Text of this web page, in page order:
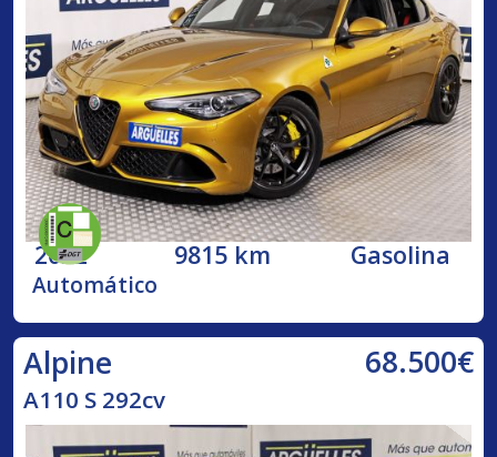
2022 9815 km Gasolina
Automático
Alpine 68.500€
A110 S 292cv